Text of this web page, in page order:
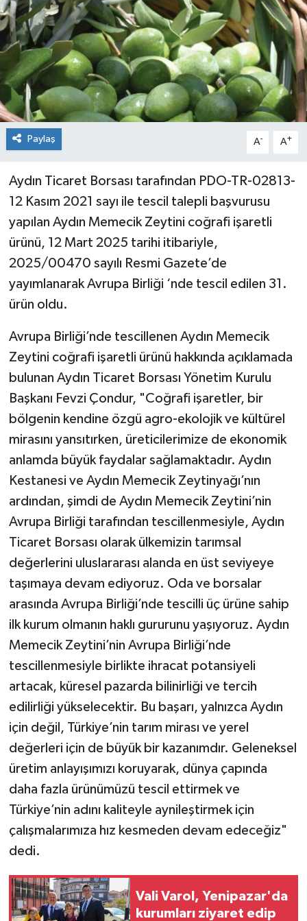
Paylaş A- A+
Aydın Ticaret Borsası tarafından PDO-TR-02813-
12 Kasım 2021 sayı ile tescil talepli başvurusu
yapılan Aydın Memecik Zeytini coğrafi işaretli
ürünü, 12 Mart 2025 tarihi itibariyle,
2025/00470 sayılı Resmi Gazete’de
yayımlanarak Avrupa Birliği ‘nde tescil edilen 31.
ürün oldu.
Avrupa Birliği’nde tescillenen Aydın Memecik
Zeytini coğrafi işaretli ürünü hakkında açıklamada
bulunan Aydın Ticaret Borsası Yönetim Kurulu
Başkanı Fevzi Çondur, "Coğrafi işaretler, bir
bölgenin kendine özgü agro-ekolojik ve kültürel
mirasını yansıtırken, üreticilerimize de ekonomik
anlamda büyük faydalar sağlamaktadır. Aydın
Kestanesi ve Aydın Memecik Zeytinyağı’nın
ardından, şimdi de Aydın Memecik Zeytini’nin
Avrupa Birliği tarafından tescillenmesiyle, Aydın
Ticaret Borsası olarak ülkemizin tarımsal
değerlerini uluslararası alanda en üst seviyeye
taşımaya devam ediyoruz. Oda ve borsalar
arasında Avrupa Birliği’nde tescilli üç ürüne sahip
ilk kurum olmanın haklı gururunu yaşıyoruz. Aydın
Memecik Zeytini’nin Avrupa Birliği’nde
tescillenmesiyle birlikte ihracat potansiyeli
artacak, küresel pazarda bilinirliği ve tercih
edilirliği yükselecektir. Bu başarı, yalnızca Aydın
için değil, Türkiye’nin tarım mirası ve yerel
değerleri için de büyük bir kazanımdır. Geleneksel
üretim anlayışımızı koruyarak, dünya çapında
daha fazla ürünümüzü tescil ettirmek ve
Türkiye’nin adını kaliteyle aynileştirmek için
çalışmalarımıza hız kesmeden devam edeceğiz"
dedi.
Vali Varol, Yenipazar'da
kurumları ziyaret edip